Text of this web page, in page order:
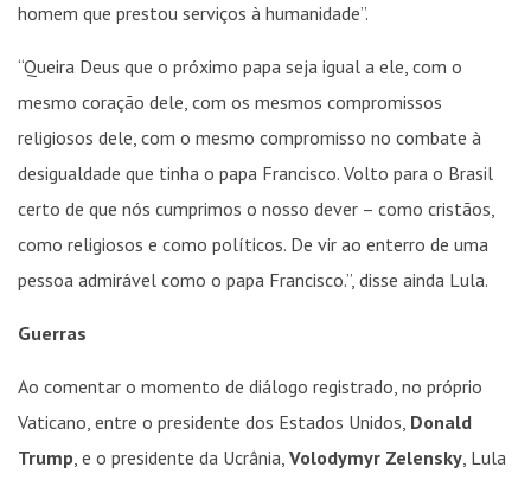
homem que prestou serviços à humanidade”.
“Queira Deus que o próximo papa seja igual a ele, com o
mesmo coração dele, com os mesmos compromissos
religiosos dele, com o mesmo compromisso no combate à
desigualdade que tinha o papa Francisco. Volto para o Brasil
certo de que nós cumprimos o nosso dever – como cristãos,
como religiosos e como políticos. De vir ao enterro de uma
pessoa admirável como o papa Francisco.”, disse ainda Lula.
Guerras
Ao comentar o momento de diálogo registrado, no próprio
Vaticano, entre o presidente dos Estados Unidos, Donald
Trump, e o presidente da Ucrânia, Volodymyr Zelensky, Lula